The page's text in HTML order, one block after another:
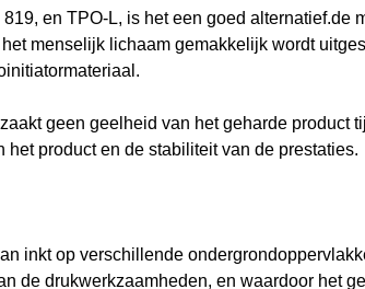
en TPO-L, is het een goed alternatief.de
menselijk lichaam gemakkelijk wordt
geen geelheid van het geharde product
product en de stabiliteit van de prestaties.
inkt op verschillende
de drukwerkzaamheden, en waardoor het